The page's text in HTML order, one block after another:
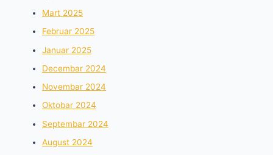
Mart 2025
Februar 2025
Januar 2025
Decembar 2024
Novembar 2024
Oktobar 2024
Septembar 2024
August 2024